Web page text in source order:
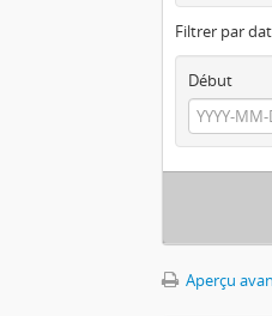
Filtrer par
Début
Aperçu